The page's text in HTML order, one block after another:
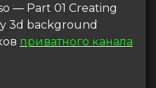
— Part 01 Creating
3d background
приватного канала